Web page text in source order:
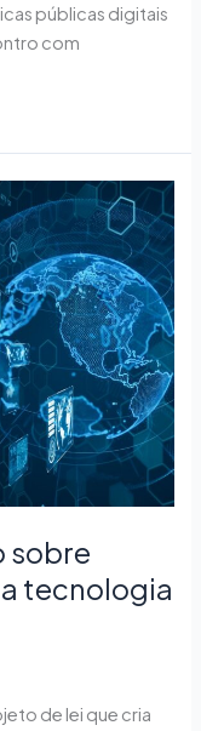
públicas digitais
com
sobre
tecnologia
de lei que cria